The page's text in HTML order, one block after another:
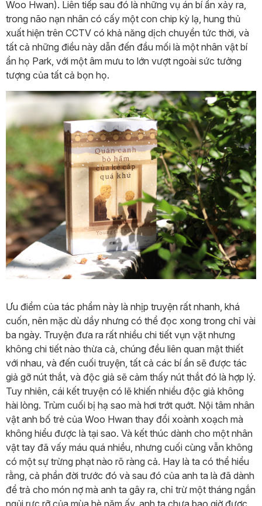
Woo Hwan). Liên tiếp sau đó là những vụ án bí ẩn xảy ra,
trong não nạn nhân có cấy một con chip kỳ lạ, hung thủ
xuất hiện trên CCTV có khả năng dịch chuyển tức thời, và
tất cả những điều này dẫn đến đầu mối là một nhân vật bí
ẩn họ Park, với một âm mưu to lớn vượt ngoài sức tưởng
tượng của tất cả bọn họ.
Ưu điểm của tác phẩm này là nhịp truyện rất nhanh, khá
cuốn, nên mặc dù dầy nhưng có thể đọc xong trong chỉ vài
ba ngày. Truyện đưa ra rất nhiều chi tiết vụn vặt nhưng
không chi tiết nào thừa cả, chúng đều liên quan mật thiết
với nhau, và đến cuối truyện, tất cả các bí ẩn sẽ được tác
giả gỡ nút thắt, và độc giả sẽ cảm thấy nút thắt đó là hợp lý.
Tuy nhiên, cái kết truyện có lẽ khiến nhiều độc giả không
hài lòng. Trùm cuối bị hạ sao mà hơi trớt quớt. Nội tâm nhân
vật anh bố trẻ của Woo Hwan thay đổi xoành xoạch mà
không hiểu được là tại sao. Và kết thúc dành cho một nhân
vật tay đã vấy máu quá nhiều, nhưng cuối cùng vẫn không
có một sự trừng phạt nào rõ ràng cả. Hay là ta có thể hiểu
rằng, cả phần đời trước đó và sau đó của anh ta là đã dành
để trả cho món nợ mà anh ta gây ra, chỉ trừ một tháng ngắn
ngủi rực rỡ của mùa hè năm ấy, anh ta chưa bao giờ được